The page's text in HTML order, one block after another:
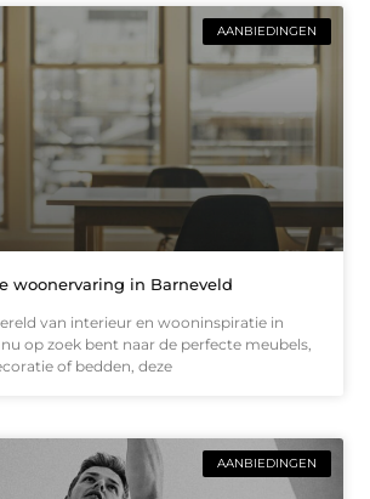
AANBIEDINGEN
woonervaring in Barneveld
van interieur en wooninspiratie in
op zoek bent naar de perfecte meubels,
of bedden, deze
AANBIEDINGEN